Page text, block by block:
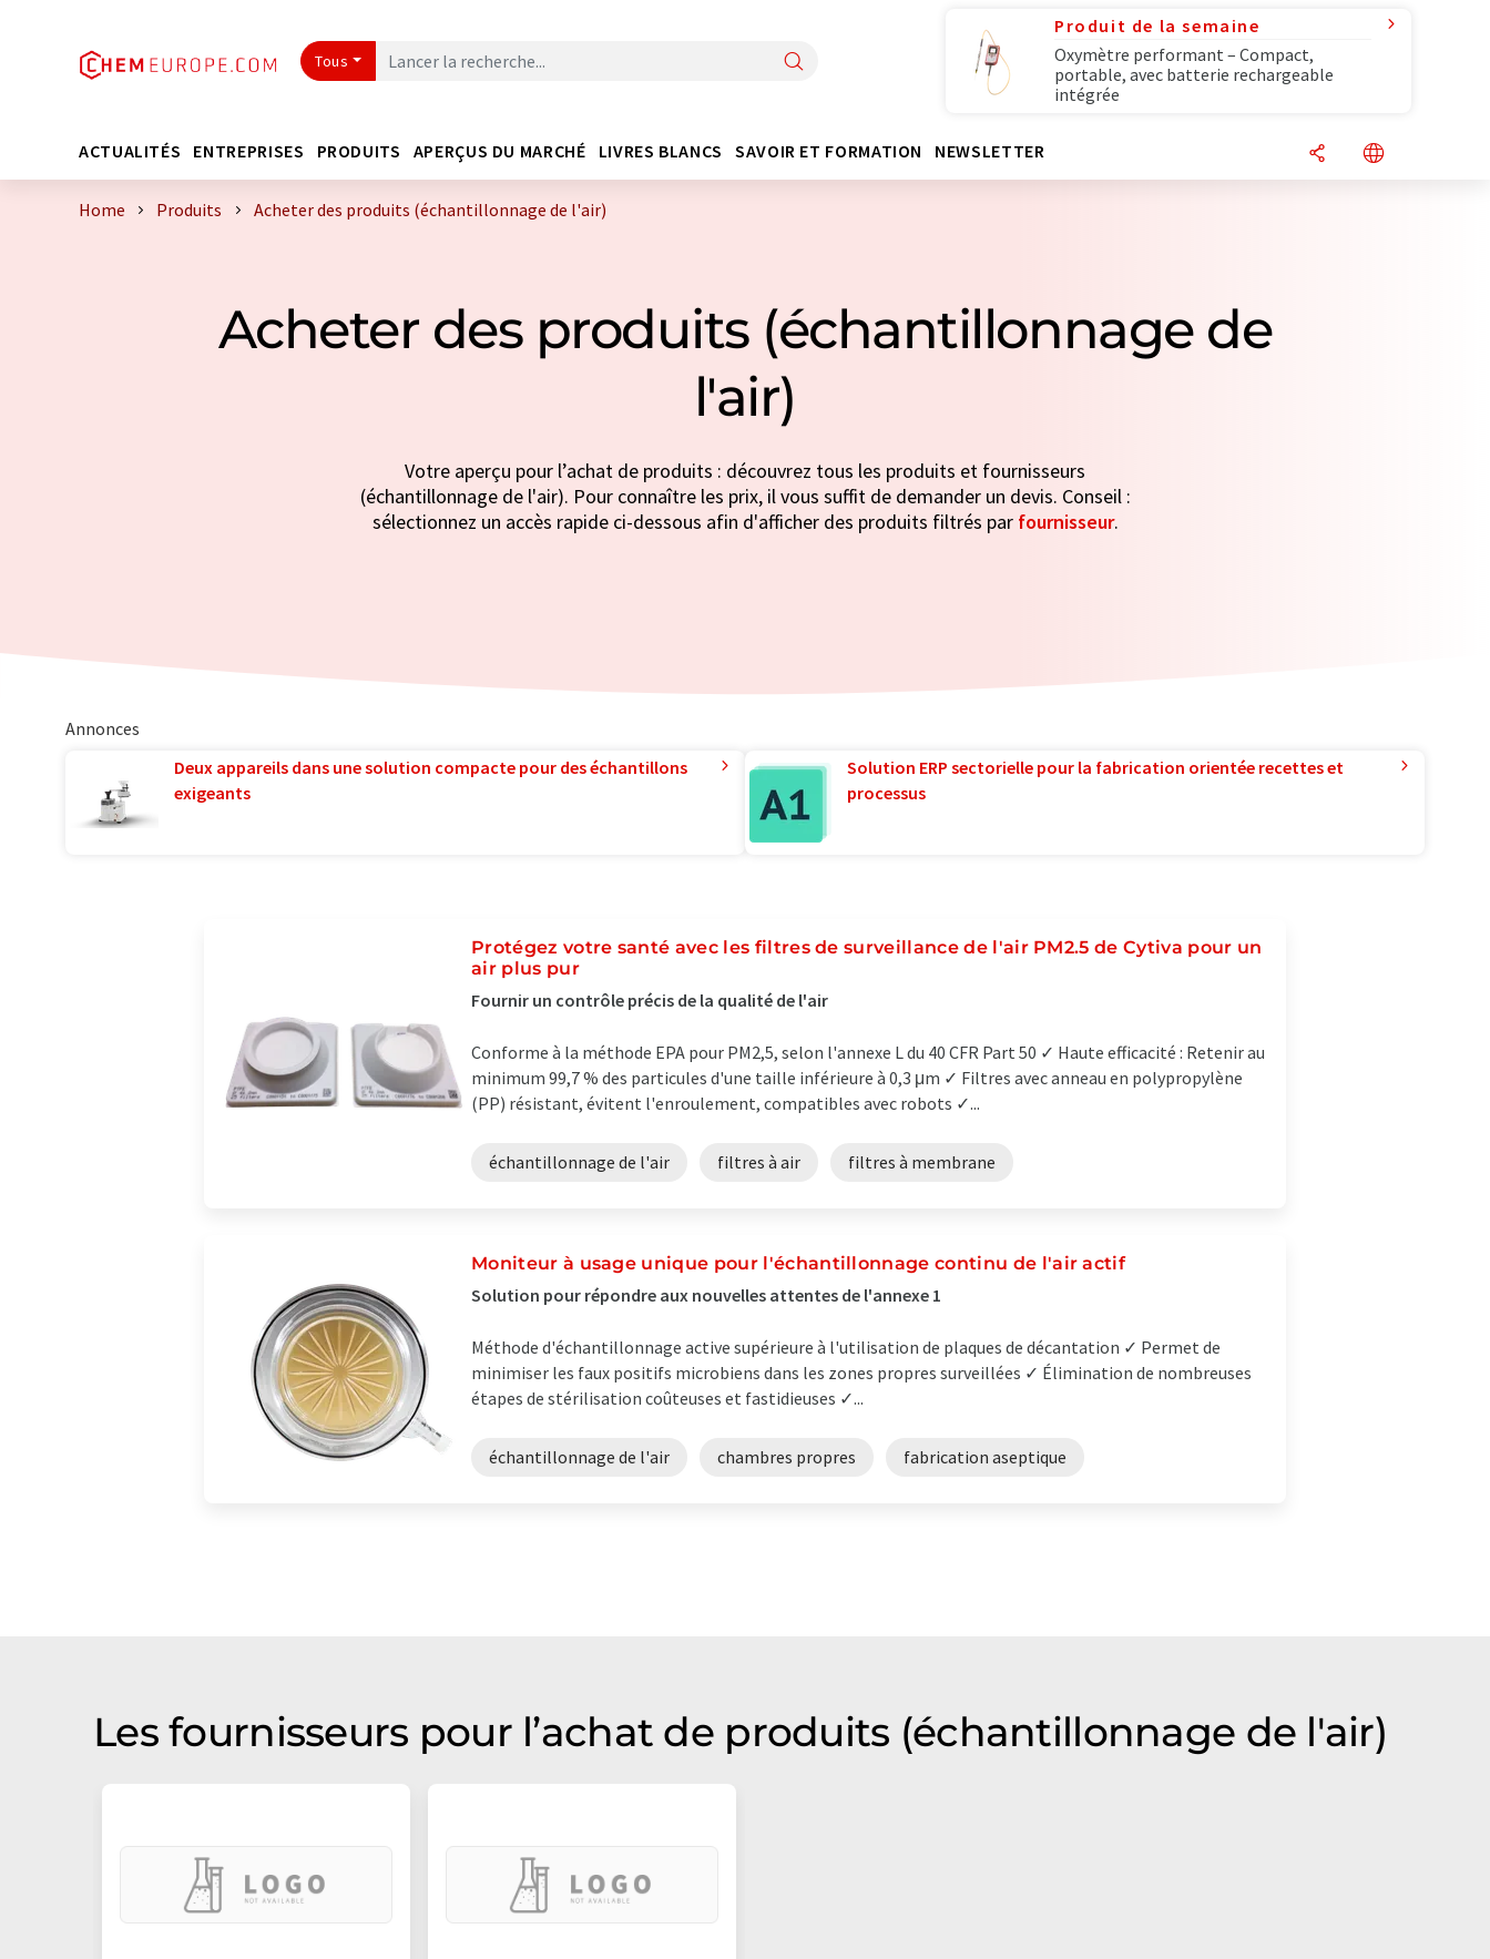
Tous
Produit de la semaine
Oxymètre performant – Compact,
portable, avec batterie rechargeable
intégrée
ACTUALITÉS ENTREPRISES PRODUITS APERÇUS DU MARCHÉ LIVRES BLANCS SAVOIR ET FORMATION NEWSLETTER
Home Produits Acheter des produits (échantillonnage de l'air)
Acheter des produits (échantillonnage de
l'air)
Votre aperçu pour l’achat de produits : découvrez tous les produits et fournisseurs
(échantillonnage de l'air). Pour connaître les prix, il vous suffit de demander un devis. Conseil :
sélectionnez un accès rapide ci-dessous afin d'afficher des produits filtrés par fournisseur.
Annonces
Deux appareils dans une solution compacte pour des échantillons
exigeants
Solution ERP sectorielle pour la fabrication orientée recettes et
processus
Protégez votre santé avec les filtres de surveillance de l'air PM2.5 de Cytiva pour un
air plus pur
Fournir un contrôle précis de la qualité de l'air
Conforme à la méthode EPA pour PM2,5, selon l'annexe L du 40 CFR Part 50 ✓ Haute efficacité : Retenir au
minimum 99,7 % des particules d'une taille inférieure à 0,3 μm ✓ Filtres avec anneau en polypropylène
(PP) résistant, évitent l'enroulement, compatibles avec robots ✓...
échantillonnage de l'air filtres à air filtres à membrane
Moniteur à usage unique pour l'échantillonnage continu de l'air actif
Solution pour répondre aux nouvelles attentes de l'annexe 1
Méthode d'échantillonnage active supérieure à l'utilisation de plaques de décantation ✓ Permet de
minimiser les faux positifs microbiens dans les zones propres surveillées ✓ Élimination de nombreuses
étapes de stérilisation coûteuses et fastidieuses ✓...
échantillonnage de l'air chambres propres fabrication aseptique
Les fournisseurs pour l’achat de produits (échantillonnage de l'air)